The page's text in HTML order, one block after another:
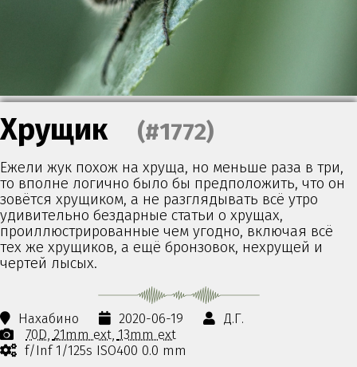
Хрущик (#1772)
Ежели жук похож на хруща, но меньше раза в три,
то вполне логично было бы предположить, что он
зовётся хрущиком, а не разглядывать всё утро
удивительно бездарные статьи о хрущах,
проиллюстрированные чем угодно, включая всё
тех же хрущиков, а ещё бронзовок, нехрущей и
чертей лысых.
Нахабино 2020-06-19
Д.Г.
70D 21mm ext 13mm ext
f/Inf 1/125s ISO400 0.0 mm